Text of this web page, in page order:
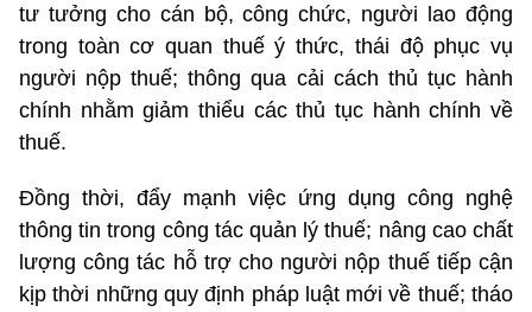
tư tưởng cho cán bộ, công chức, người lao động
trong toàn cơ quan thuế ý thức, thái độ phục vụ
người nộp thuế; thông qua cải cách thủ tục hành
chính nhằm giảm thiểu các thủ tục hành chính về
thuế.
Đồng thời, đẩy mạnh việc ứng dụng công nghệ
thông tin trong công tác quản lý thuế; nâng cao chất
lượng công tác hỗ trợ cho người nộp thuế tiếp cận
kịp thời những quy định pháp luật mới về thuế; tháo